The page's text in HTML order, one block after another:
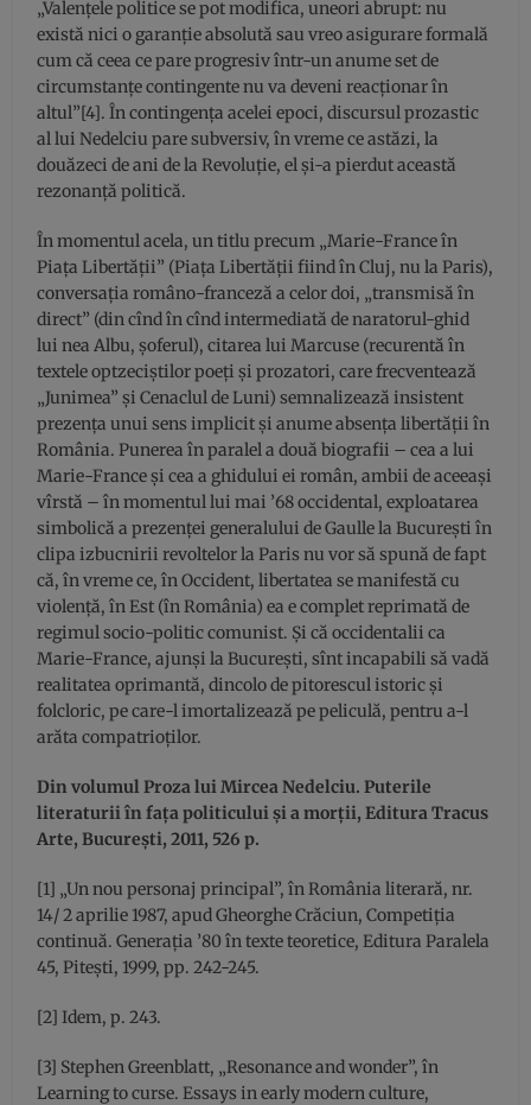
„Valenţele politice se pot modifica, uneori abrupt: nu
există nici o garanţie absolută sau vreo asigurare formală
cum că ceea ce pare progresiv într-un anume set de
circumstanţe contingente nu va deveni reacţionar în
altul”[4]. În contingenţa acelei epoci, discursul prozastic
al lui Nedelciu pare subversiv, în vreme ce astăzi, la
douăzeci de ani de la Revoluţie, el şi-a pierdut această
rezonanţă politică.
În momentul acela, un titlu precum „Marie-France în
Piaţa Libertăţii” (Piaţa Libertăţii fiind în Cluj, nu la Paris),
conversaţia româno-franceză a celor doi, „transmisă în
direct” (din cînd în cînd intermediată de naratorul-ghid
lui nea Albu, şoferul), citarea lui Marcuse (recurentă în
textele optzeciştilor poeţi şi prozatori, care frecventează
„Junimea” şi Cenaclul de Luni) semnalizează insistent
prezenţa unui sens implicit şi anume absenţa libertăţii în
România. Punerea în paralel a două biografii – cea a lui
Marie-France şi cea a ghidului ei român, ambii de aceeaşi
vîrstă – în momentul lui mai ’68 occidental, exploatarea
simbolică a prezenţei generalului de Gaulle la Bucureşti în
clipa izbucnirii revoltelor la Paris nu vor să spună de fapt
că, în vreme ce, în Occident, libertatea se manifestă cu
violenţă, în Est (în România) ea e complet reprimată de
regimul socio-politic comunist. Şi că occidentalii ca
Marie-France, ajunşi la Bucureşti, sînt incapabili să vadă
realitatea oprimantă, dincolo de pitorescul istoric şi
folcloric, pe care-l imortalizează pe peliculă, pentru a-l
arăta compatrioţilor.
Din volumul Proza lui Mircea Nedelciu. Puterile
literaturii în faţa politicului şi a morţii, Editura Tracus
Arte, Bucureşti, 2011, 526 p.
[1] „Un nou personaj principal”, în România literară, nr.
14/ 2 aprilie 1987, apud Gheorghe Crăciun, Competiţia
continuă. Generaţia ’80 în texte teoretice, Editura Paralela
45, Piteşti, 1999, pp. 242-245.
[2] Idem, p. 243.
[3] Stephen Greenblatt, „Resonance and wonder”, în
Learning to curse. Essays in early modern culture,